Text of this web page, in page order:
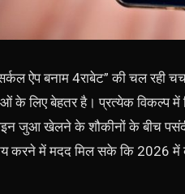
ऐप बनाम 4राबेट” की चल रही
के लिए बेहतर है। प्रत्येक विकल्प में
जुआ खेलने के शौकीनों के बीच
करने में मदद मिल सके कि 2026 में